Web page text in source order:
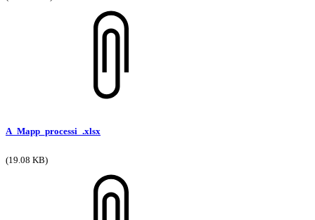
A_Mapp_processi_.xlsx
(19.08 KB)